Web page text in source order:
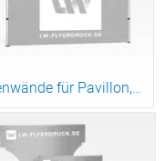
Seitenwände für Pavillon, bedruckt